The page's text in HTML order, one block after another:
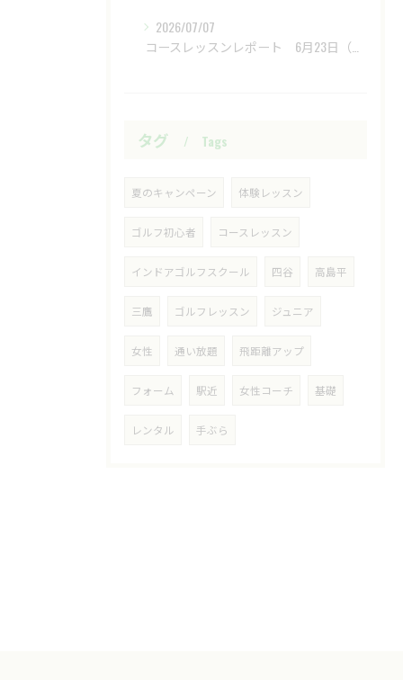
2026/07/07
​ コースレッスンレポート 6月23日（火）新武蔵ヶ丘GC ​
タグ Tags
夏のキャンペーン 体験レッスン
ゴルフ初心者 コースレッスン
インドアゴルフスクール 四谷 高島平
三鷹 ゴルフレッスン ジュニア
女性 通い放題 飛距離アップ
フォーム 駅近 女性コーチ 基礎
レンタル 手ぶら